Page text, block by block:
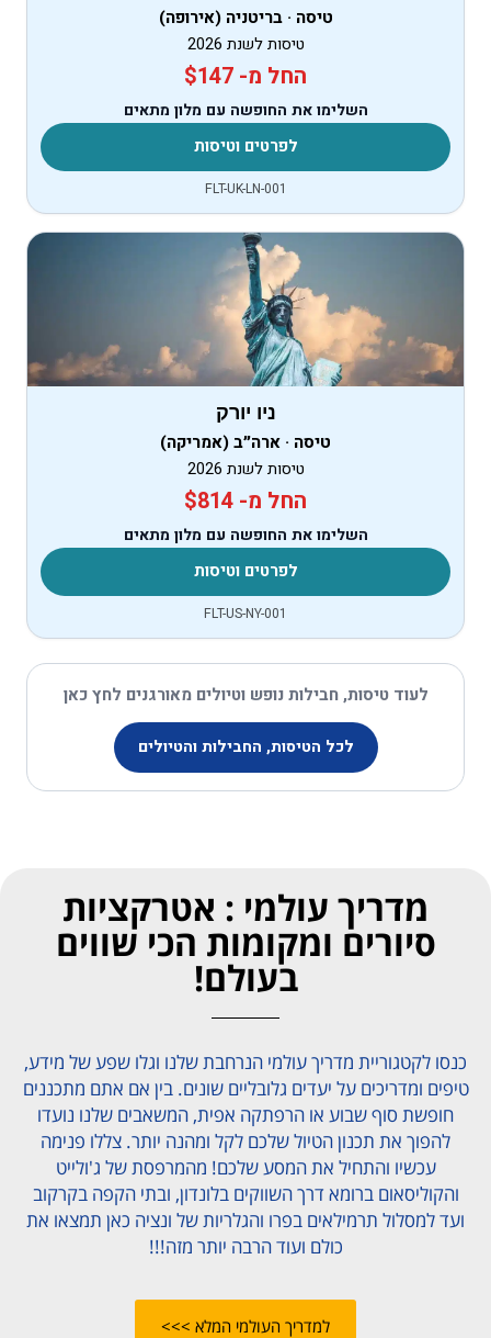
טיסה · בריטניה (אירופה)
טיסות לשנת 2026
החל מ- $147
השלימו את החופשה עם מלון מתאים
לפרטים וטיסות
FLT-UK-LN-001
ניו יורק
טיסה · ארה״ב (אמריקה)
טיסות לשנת 2026
החל מ- $814
השלימו את החופשה עם מלון מתאים
לפרטים וטיסות
FLT-US-NY-001
לעוד טיסות, חבילות נופש וטיולים מאורגנים לחץ כאן
לכל הטיסות, החבילות והטיולים
מדריך עולמי : אטרקציות
סיורים ומקומות הכי שווים
בעולם!
כנסו לקטגוריית מדריך עולמי הנרחבת שלנו וגלו שפע של מידע,
טיפים ומדריכים על יעדים גלובליים שונים. בין אם אתם מתכננים
חופשת סוף שבוע או הרפתקה אפית, המשאבים שלנו נועדו
להפוך את תכנון הטיול שלכם לקל ומהנה יותר. צללו פנימה
עכשיו והתחיל את המסע שלכם! מהמרפסת של ג'ולייט
והקוליסאום ברומא דרך השווקים בלונדון, ובתי הקפה בקרקוב
ועד למסלול תרמילאים בפרו והגלריות של ונציה כאן תמצאו את
כולם ועוד הרבה יותר מזה!!!
למדריך העולמי המלא >>>